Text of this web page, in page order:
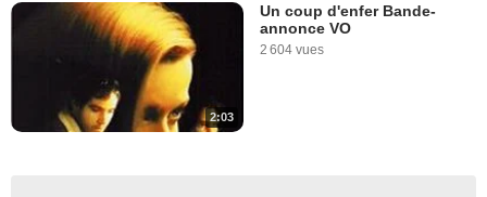
2:03
Un coup d'enfer Bande-
annonce VO
2 604 vues